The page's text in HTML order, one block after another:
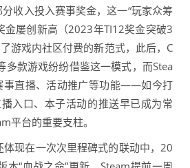
分收入投入赛事奖金，这一“玩家众筹
金屡创新高（2023年TI12奖金突破3
游戏内社区付费的新范式，此后，C
多款游戏纷纷借鉴这一模式，而Stea
事直播、活动推广等功能——如今打
入口、本子活动的推送早已成为常
平台的重要支柱。
体现在一次次里程碑式的联动中，20